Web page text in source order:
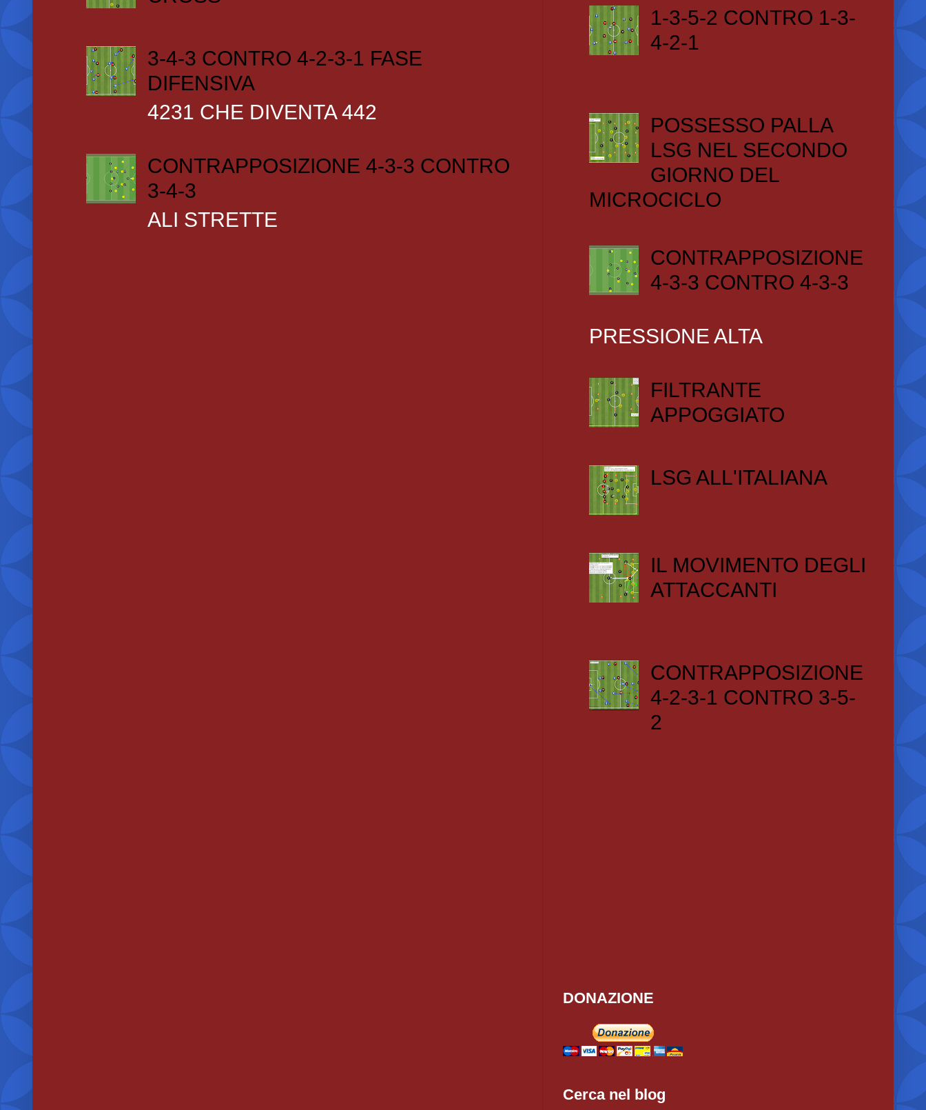
3-4-3 CONTRO 4-2-3-1 FASE
DIFENSIVA
4231 CHE DIVENTA 442
CONTRAPPOSIZIONE 4-3-3 CONTRO
3-4-3
ALI STRETTE
1-3-5-2 CONTRO 1-3-
4-2-1
POSSESSO PALLA
LSG NEL SECONDO
GIORNO DEL
MICROCICLO
CONTRAPPOSIZIONE
4-3-3 CONTRO 4-3-3
PRESSIONE ALTA
FILTRANTE
APPOGGIATO
LSG ALL'ITALIANA
IL MOVIMENTO DEGLI
ATTACCANTI
CONTRAPPOSIZIONE
4-2-3-1 CONTRO 3-5-
2
DONAZIONE
Cerca nel blog